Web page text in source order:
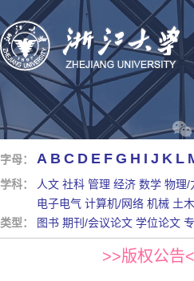
字母： A B C D E F G H I J K L
学科： 人文 社科 管理 经济 数学 物理/
电子电气 计算机/网络 机械 土
类型：
图书 期刊/会议论文 学位论文
>>版权公告